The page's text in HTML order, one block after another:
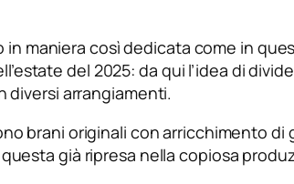
maniera così dedicata come in
del 2025: da qui l’idea di
diversi arrangiamenti.
brani originali con arricchimento
già ripresa nella copiosa